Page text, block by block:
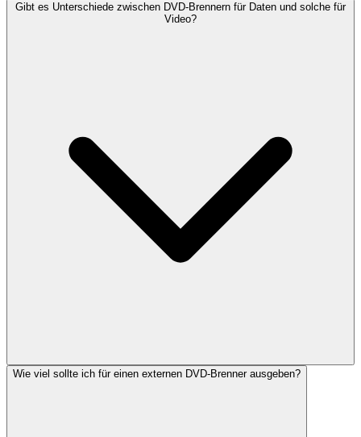
Gibt es Unterschiede zwischen DVD-Brennern für Daten und solche für
Video?
Wie viel sollte ich für einen externen DVD-Brenner ausgeben?